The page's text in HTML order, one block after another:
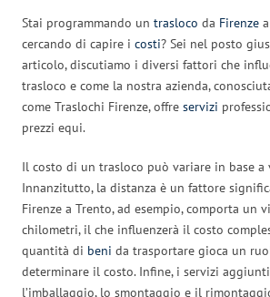
Stai programmando un trasloco da Firenze
cercando di capire i costi? Sei nel posto
articolo, discutiamo i diversi fattori che
trasloco e come la nostra azienda,
come Traslochi Firenze, offre servizi
prezzi equi.
Il costo di un trasloco può variare in base a
Innanzitutto, la distanza è un fattore
Firenze a Trento, ad esempio, comporta un
chilometri, il che influenzerà il costo
quantità di beni da trasportare gioca un
determinare il costo. Infine, i servizi
l’imballaggio, lo smontaggio e il